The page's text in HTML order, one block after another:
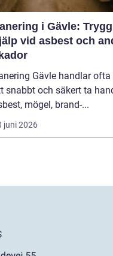
i Gävle: Trygg
vid asbest och
Gävle handlar ofta
snabbt och säkert ta
mögel, brand-...
juni 2026